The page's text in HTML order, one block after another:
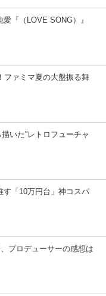
『（LOVE SONG）』
ファミマ夏の大盤振る舞
いた”レトロフューチャ
す「10万円台」神コスパ
プロデューサーの感想は